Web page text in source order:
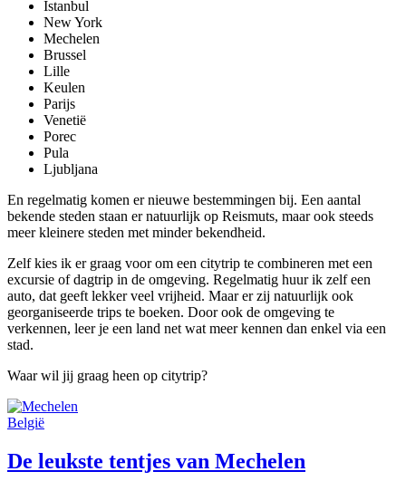
Istanbul
New York
Mechelen
Brussel
Lille
Keulen
Parijs
Venetië
Porec
Pula
Ljubljana
En regelmatig komen er nieuwe bestemmingen bij. Een aantal
bekende steden staan er natuurlijk op Reismuts, maar ook steeds
meer kleinere steden met minder bekendheid.
Zelf kies ik er graag voor om een citytrip te combineren met een
excursie of dagtrip in de omgeving. Regelmatig huur ik zelf een
auto, dat geeft lekker veel vrijheid. Maar er zij natuurlijk ook
georganiseerde trips te boeken. Door ook de omgeving te
verkennen, leer je een land net wat meer kennen dan enkel via een
stad.
Waar wil jij graag heen op citytrip?
België
De leukste tentjes van Mechelen